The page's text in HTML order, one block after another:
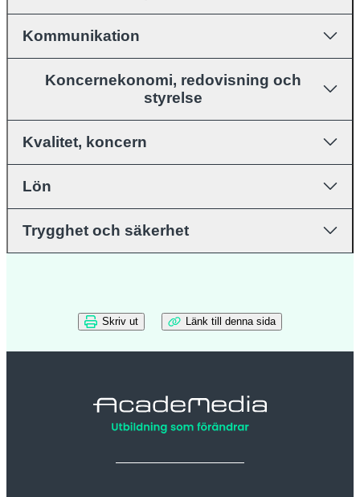
Kommunikation
Koncernekonomi, redovisning och
styrelse
Kvalitet, koncern
Lön
Trygghet och säkerhet
Skriv ut Länk till denna sida